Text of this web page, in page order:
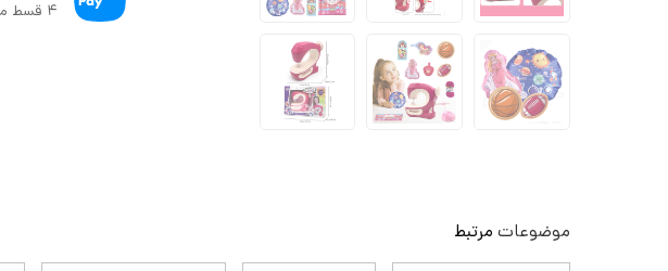
۴ قسط ماهانه. بدون سود،چک و ضامن
موضوعات مرتبط